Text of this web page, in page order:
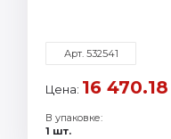
Арт. 532541
Цена: 16 470.18
В упаковке:
1 шт.